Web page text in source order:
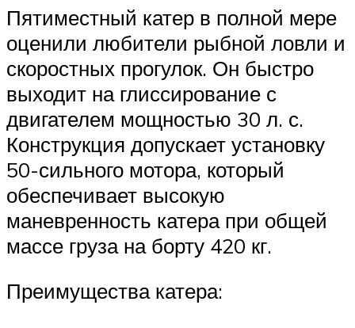
Пятиместный катер в полной мере
оценили любители рыбной ловли и
скоростных прогулок. Он быстро
выходит на глиссирование с
двигателем мощностью 30 л. с.
Конструкция допускает установку
50-сильного мотора, который
обеспечивает высокую
маневренность катера при общей
массе груза на борту 420 кг.
Преимущества катера: